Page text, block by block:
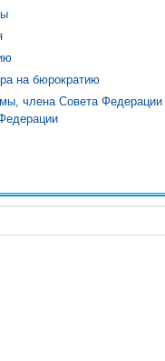
на бюрократию
члена Совета Федерации